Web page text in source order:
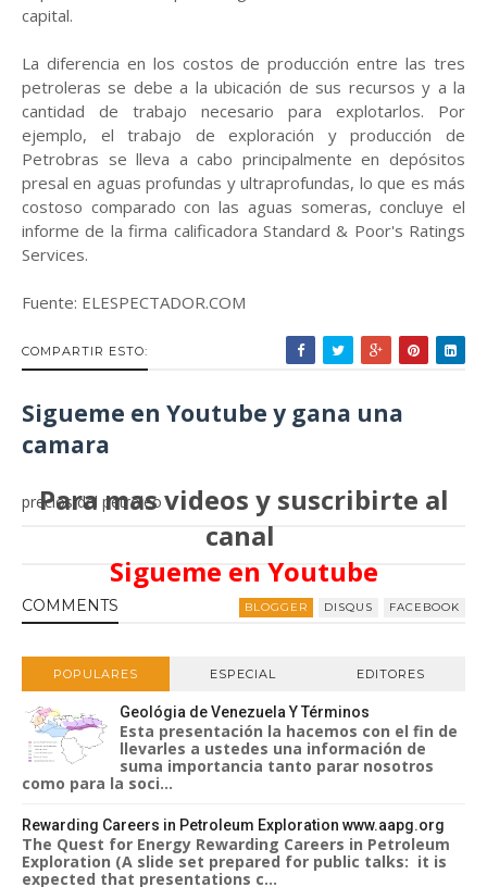
capital.
La diferencia en los costos de producción entre las tres
petroleras se debe a la ubicación de sus recursos y a la
cantidad de trabajo necesario para explotarlos. Por
ejemplo, el trabajo de exploración y producción de
Petrobras se lleva a cabo principalmente en depósitos
presal en aguas profundas y ultraprofundas, lo que es más
costoso comparado con las aguas someras, concluye el
informe de la firma calificadora Standard & Poor's Ratings
Services.
Fuente: ELESPECTADOR.COM
COMPARTIR ESTO:
Sigueme en Youtube y gana una
camara
Para mas videos y suscribirte al
canal
Sigueme en Youtube
precios del petróleo
COMMENTS BLOGGER DISQUS FACEBOOK
POPULARES ESPECIAL EDITORES
Geológia de Venezuela Y Términos
Esta presentación la hacemos con el fin de
llevarles a ustedes una información de
suma importancia tanto parar nosotros
como para la soci...
Rewarding Careers in Petroleum Exploration www.aapg.org
The Quest for Energy Rewarding Careers in Petroleum
Exploration (A slide set prepared for public talks: it is
expected that presentations c...